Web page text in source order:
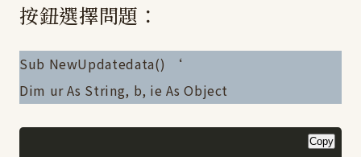
按鈕選擇問題：
Sub NewUpdatedata() ‘
Dim ur As String, b, ie As Object
Copy